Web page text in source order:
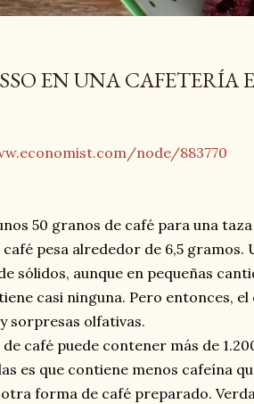
EN UNA CAFETERÍA
node/883770
50 granos de café para una
café pesa alrededor de 6,5
sólidos, aunque en pequeñas
casi ninguna. Pero entonces,
sorpresas olfativas.
café puede contener más de
es que contiene menos cafeína
forma de café preparado.